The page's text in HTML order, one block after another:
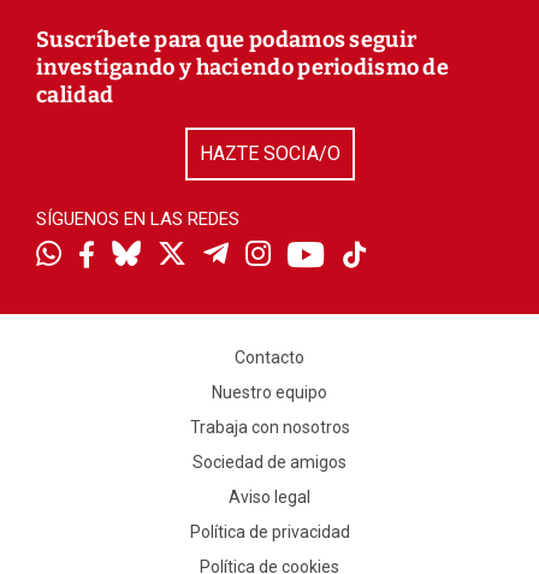
Suscríbete para que podamos seguir
investigando y haciendo periodismo de
calidad
HAZTE SOCIA/O
SÍGUENOS EN LAS REDES
Contacto
Nuestro equipo
Trabaja con nosotros
Sociedad de amigos
Aviso legal
Política de privacidad
Política de cookies